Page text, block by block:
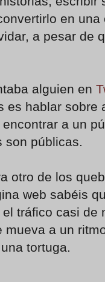
en
a pesar de
alguien en
es hablar sobre
a un
son públicas.
otro de los
web sabéis
tráfico casi de
mueva a un
tortuga.